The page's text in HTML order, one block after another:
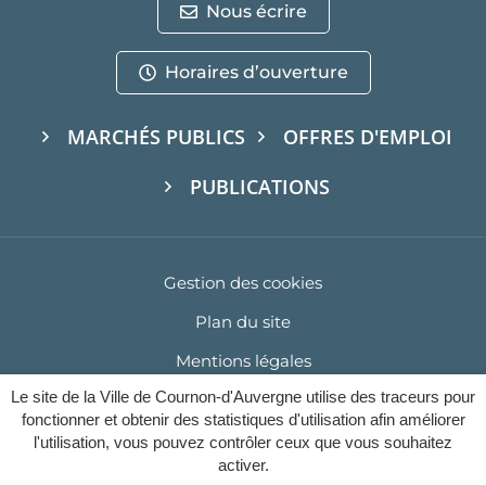
Le site de la Ville de Cournon-d'Auvergne utilise des traceurs pour
fonctionner et obtenir des statistiques d'utilisation afin améliorer
l'utilisation, vous pouvez contrôler ceux que vous souhaitez
activer.
Nous écrire
Horaires d’ouverture
MARCHÉS PUBLICS
OFFRES D'EMPLOI
PUBLICATIONS
Gestion des cookies
Plan du site
Mentions légales
Politique de confidentialité
Accessibilité : Partiellement conforme (93%)